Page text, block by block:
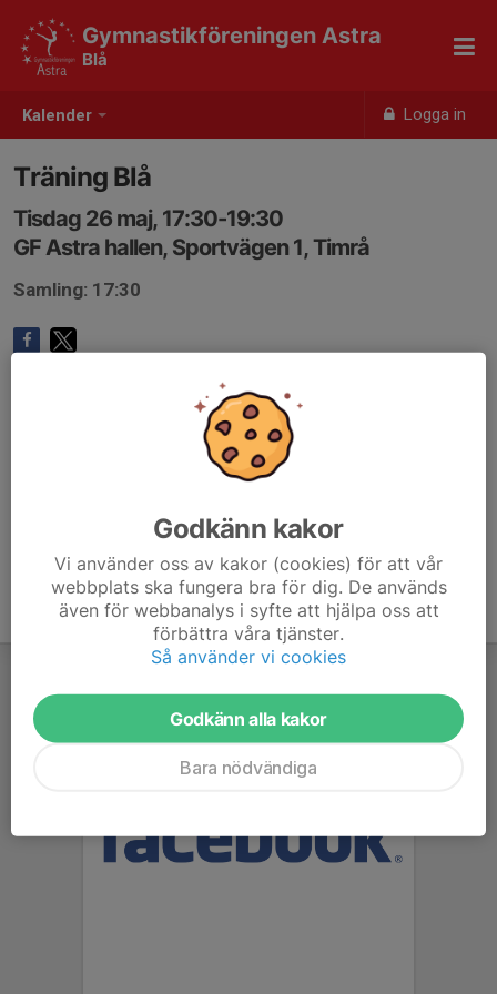
Kalender Logga in
Gymnastikföreningen Astra
Blå
Träning Blå
Tisdag 26 maj, 17:30-19:30
GF Astra hallen, Sportvägen 1, Timrå
Samling: 17:30
Godkänn kakor
Vi använder oss av kakor (cookies) för att vår
webbplats ska fungera bra för dig. De används
även för webbanalys i syfte att hjälpa oss att
förbättra våra tjänster.
Så använder vi cookies
Godkänn alla kakor
Bara nödvändiga